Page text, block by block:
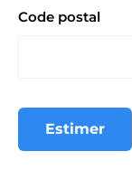
Code postal
Estimer